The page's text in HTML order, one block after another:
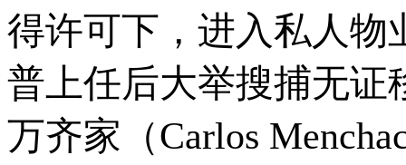
得许可下，进入私人物
普上任后大举搜捕无证
万齐家（Carlos